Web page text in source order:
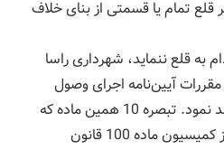
كمیسیون ماده 100 بر قلع تمام یا قسمتی از بنای خلاف
به قلع ننماید، شهرداری راسا
آیین‌نامه اجرای وصول
عوارض، از مالك دریافت خواهد نمود. تبصره 10 همین ماده كه
حاكیست در مورد آرای صادره از كمیسیون ماده 100 قانون